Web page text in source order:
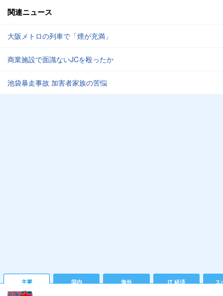
関連ニュース
大阪メトロの列車で「煙が充満」
商業施設で面識ないJCを殴ったか
池袋暴走事故 加害者家族の苦悩
主要 国内 海外 IT 経済 ス